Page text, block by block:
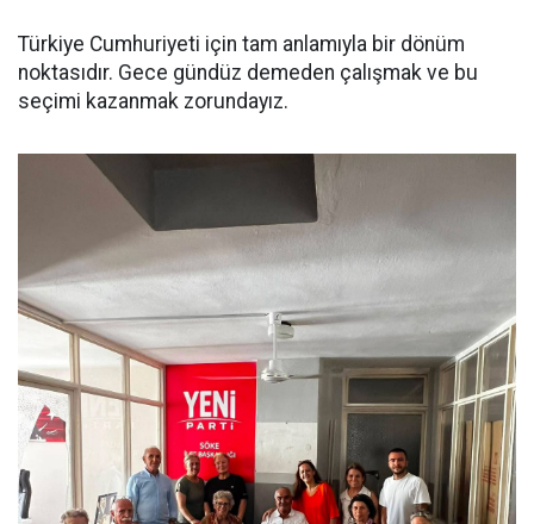
Türkiye Cumhuriyeti için tam anlamıyla bir dönüm
noktasıdır. Gece gündüz demeden çalışmak ve bu
seçimi kazanmak zorundayız.